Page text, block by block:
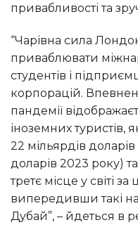
привабливості та
“Чарівна сила Лондона продовжує
приваблювати
студентів і
корпорацій.
пандемії
іноземних туристів,
22 мільярдів
доларів 2023 року)
третє місце у світі
випередивши такі
Дубай”, – йдеться в